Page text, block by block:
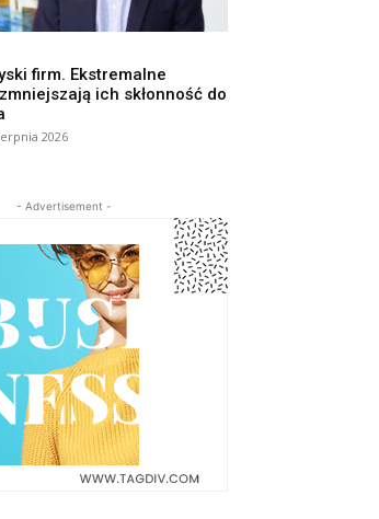
firm. Ekstremalne
ich skłonność do
2026
- Advertisement -